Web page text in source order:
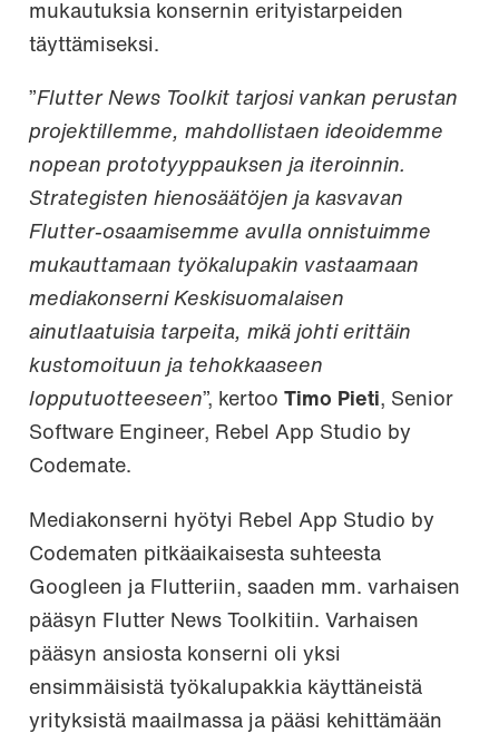
mukautuksia konsernin erityistarpeiden
täyttämiseksi.
”Flutter News Toolkit tarjosi vankan perustan
projektillemme, mahdollistaen ideoidemme
nopean prototyyppauksen ja iteroinnin.
Strategisten hienosäätöjen ja kasvavan
Flutter-osaamisemme avulla onnistuimme
mukauttamaan työkalupakin vastaamaan
mediakonserni Keskisuomalaisen
ainutlaatuisia tarpeita, mikä johti erittäin
kustomoituun ja tehokkaaseen
lopputuotteeseen”, kertoo Timo Pieti, Senior
Software Engineer, Rebel App Studio by
Codemate.
Mediakonserni hyötyi Rebel App Studio by
Codematen pitkäaikaisesta suhteesta
Googleen ja Flutteriin, saaden mm. varhaisen
pääsyn Flutter News Toolkitiin. Varhaisen
pääsyn ansiosta konserni oli yksi
ensimmäisistä työkalupakkia käyttäneistä
yrityksistä maailmassa ja pääsi kehittämään